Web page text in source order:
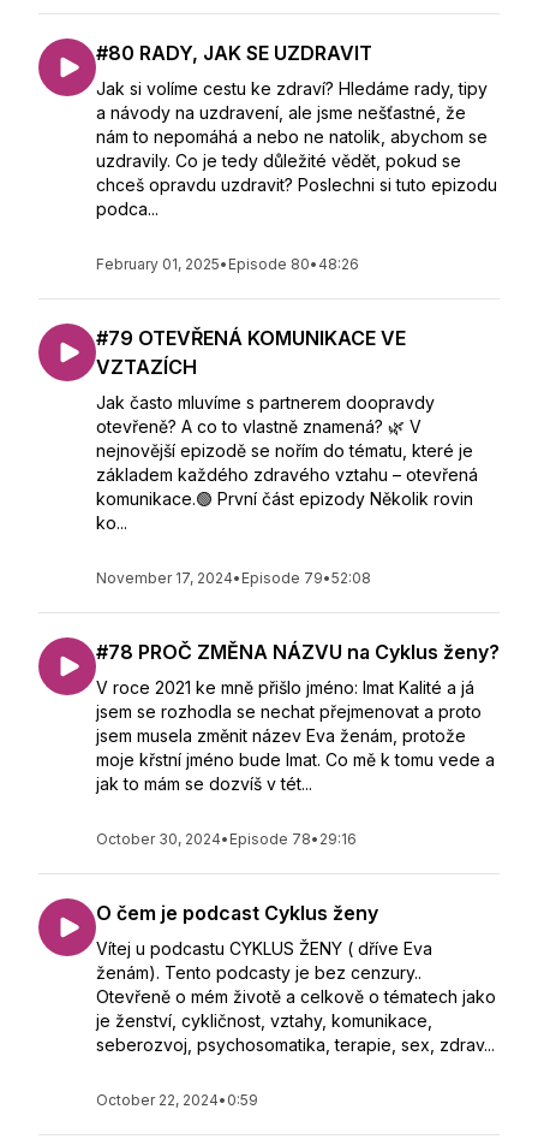
#80 RADY, JAK SE UZDRAVIT
Jak si volíme cestu ke zdraví? Hledáme rady, tipy
a návody na uzdravení, ale jsme nešťastné, že
nám to nepomáhá a nebo ne natolik, abychom se
uzdravily. Co je tedy důležité vědět, pokud se
chceš opravdu uzdravit? Poslechni si tuto epizodu
podca...
February 01, 2025• Episode 80• 48:26
#79 OTEVŘENÁ KOMUNIKACE VE
VZTAZÍCH
Jak často mluvíme s partnerem doopravdy
otevřeně? A co to vlastně znamená? 🌿 V
nejnovější epizodě se nořím do tématu, které je
základem každého zdravého vztahu – otevřená
komunikace.🟢 První část epizody Několik rovin
ko...
November 17, 2024• Episode 79•52:08
#78 PROČ ZMĚNA NÁZVU na Cyklus ženy?
V roce 2021 ke mně přišlo jméno: Imat Kalité a já
jsem se rozhodla se nechat přejmenovat a proto
jsem musela změnit název Eva ženám, protože
moje křstní jméno bude Imat. Co mě k tomu vede a
jak to mám se dozvíš v tét...
October 30, 2024• Episode 78• 29:16
O čem je podcast Cyklus ženy
Vítej u podcastu CYKLUS ŽENY ( dříve Eva
ženám). Tento podcasty je bez cenzury..
Otevřeně o mém životě a celkově o tématech jako
je ženství, cykličnost, vztahy, komunikace,
seberozvoj, psychosomatika, terapie, sex, zdrav...
October 22, 2024• 0:59